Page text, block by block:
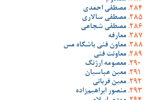
مصطفی احمدی
مصطفی سالاری
مصطفی شجاعی
معارفه
معاون فنی باشگاه مس
معاونت فنی
معصومه ارژنگ
معین عباسیان
معین قربانی
منصور ابراهیم‌زاده